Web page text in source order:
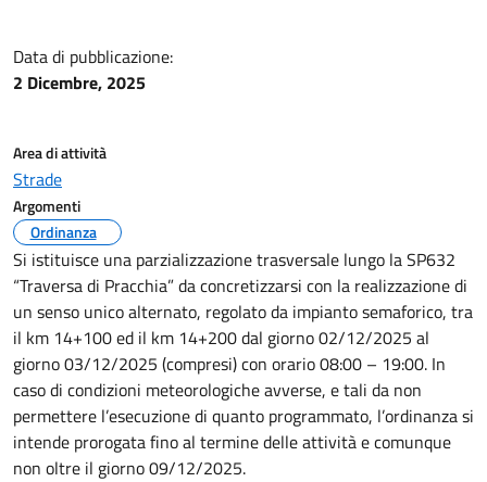
Data di pubblicazione:
2 Dicembre, 2025
Area di attività
Strade
Argomenti
Ordinanza
Si istituisce una parzializzazione trasversale lungo la SP632
“Traversa di Pracchia” da concretizzarsi con la realizzazione di
un senso unico alternato, regolato da impianto semaforico, tra
il km 14+100 ed il km 14+200 dal giorno 02/12/2025 al
giorno 03/12/2025 (compresi) con orario 08:00 – 19:00. In
caso di condizioni meteorologiche avverse, e tali da non
permettere l’esecuzione di quanto programmato, l’ordinanza si
intende prorogata fino al termine delle attività e comunque
non oltre il giorno 09/12/2025.